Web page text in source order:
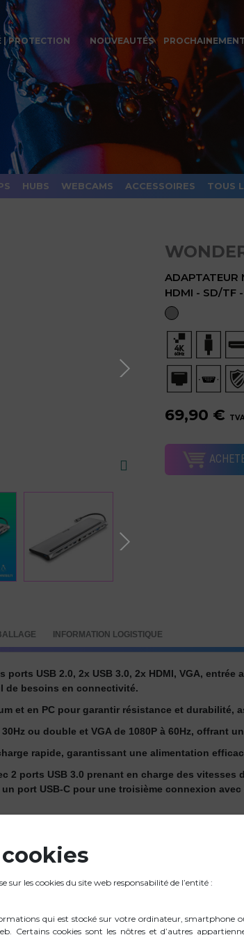
| PROTECTION NOUVEAUTÉS PROCHAINEMENT
HUBS WEBCAMS ACCESSOIRES TOUS
ADAPTATEUR
HDMI - SD/TF
69,90 €
INFORMATION LOGISTIQUE
USB 2.0, 2x USB 3.0, 2x HDMI, VGA, entrée
de besoins en connectivité.
et en PC pour garantir résistance et durabilité,
ou double et VGA de 1080P à 60Hz, offrant
rapide, garantissant une alimentation
2 ports USB 3.0 prenant en charge des
port USB-C pour une troisième connexion
vitesses de 10/100/1000 Mbps pour une
de périphériques tels que MacBook,
données, la charge rapide et la sortie vidéo.
simplement et utilisez-le immédiatement pour
une dissipation de chaleur adéquate pour
l'utilisation simultanée des ports HDMI et
sur les cookies du site web responsabilité de l’entité :
qui est stocké sur votre ordinateur, smartphone
Certains cookies sont les nôtres et d’autres